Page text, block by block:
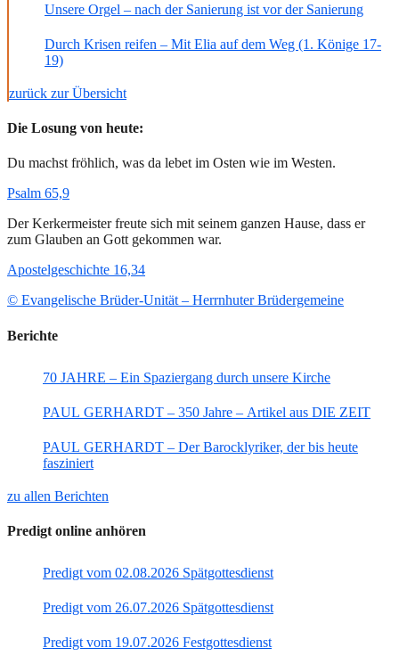
Unsere Orgel – nach der Sanierung ist vor der Sanierung
Durch Krisen reifen – Mit Elia auf dem Weg (1. Könige 17-
19)
zurück zur Übersicht
Die Losung von heute:
Du machst fröhlich, was da lebet im Osten wie im Westen.
Psalm 65,9
Der Kerkermeister freute sich mit seinem ganzen Hause, dass er
zum Glauben an Gott gekommen war.
Apostelgeschichte 16,34
© Evangelische Brüder-Unität – Herrnhuter Brüdergemeine
Berichte
70 JAHRE – Ein Spaziergang durch unsere Kirche
PAUL GERHARDT – 350 Jahre – Artikel aus DIE ZEIT
PAUL GERHARDT – Der Barocklyriker, der bis heute
fasziniert
zu allen Berichten
Predigt online anhören
Predigt vom 02.08.2026 Spätgottesdienst
Predigt vom 26.07.2026 Spätgottesdienst
Predigt vom 19.07.2026 Festgottesdienst